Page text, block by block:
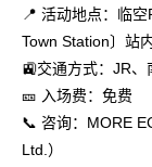
📍 活动地点：临
Town Station〕站内
🚉交通方式：JR
🎫 入场费：免费
📞 咨询：MORE
Ltd.）